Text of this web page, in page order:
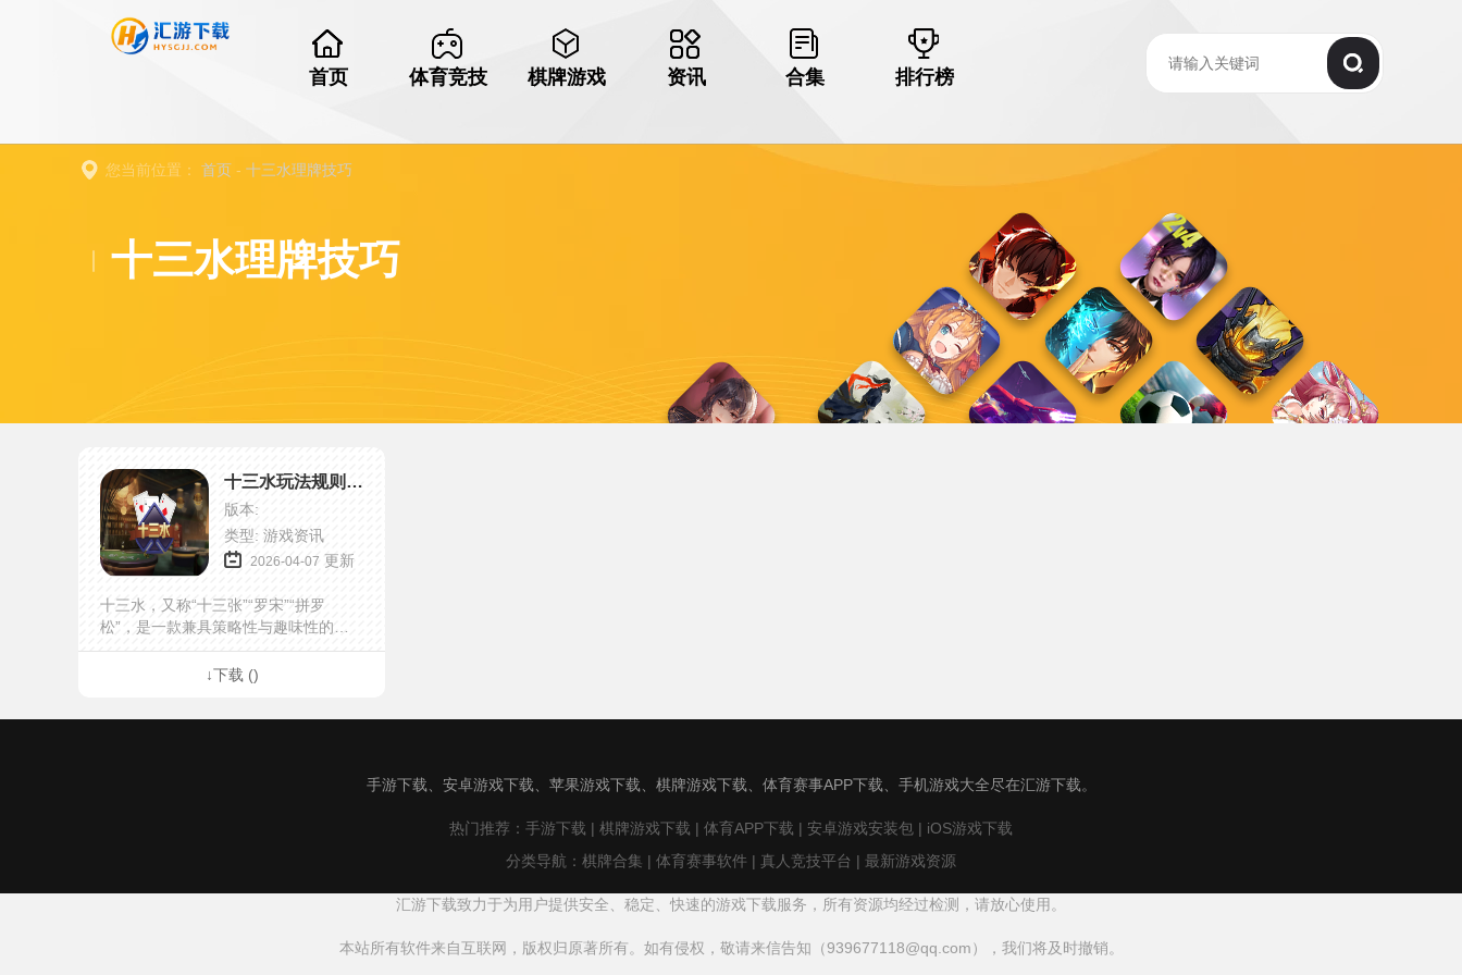
首页 体育竞技 棋牌游戏 资讯 合集 排行榜
您当前位置： 首页 - 十三水理牌技巧
十三水理牌技巧
十三水玩法规则详解,特殊牌型+结算攻略，新手快速入门
版本:
类型: 游戏资讯
2026-04-07 更新
十三水，又称“十三张”“罗宋”“拼罗
松”，是一款兼具策略性与趣味性的中
国传统扑克游戏，流行于全国各地，
尤其在福建、浙江等地备受喜爱。它
↓下载 ()
手游下载、安卓游戏下载、苹果游戏下载、棋牌游戏下载、体育赛事APP下载、手机游戏大全尽在汇游下载。
热门推荐：手游下载 | 棋牌游戏下载 | 体育APP下载 | 安卓游戏安装包 | iOS游戏下载
分类导航：棋牌合集 | 体育赛事软件 | 真人竞技平台 | 最新游戏资源
汇游下载致力于为用户提供安全、稳定、快速的游戏下载服务，所有资源均经过检测，请放心使用。
本站所有软件来自互联网，版权归原著所有。如有侵权，敬请来信告知（939677118@qq.com），我们将及时撤销。